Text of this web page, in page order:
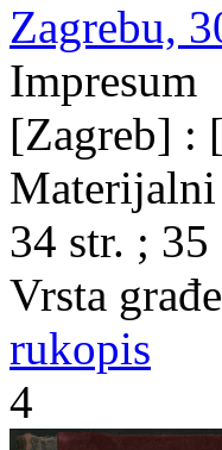
Zagrebu,
Impresum
[Zagreb] :
34 str. ; 35
Vrsta građe
rukopis
4